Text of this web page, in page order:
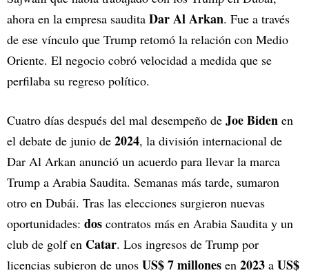
ahora en la empresa saudita Dar Al Arkan. Fue a través
de ese vínculo que Trump retomó la relación con Medio
Oriente. El negocio cobró velocidad a medida que se
perfilaba su regreso político.
Cuatro días después del mal desempeño de Joe Biden en
el debate de junio de 2024, la división internacional de
Dar Al Arkan anunció un acuerdo para llevar la marca
Trump a Arabia Saudita. Semanas más tarde, sumaron
otro en Dubái. Tras las elecciones surgieron nuevas
oportunidades: dos contratos más en Arabia Saudita y un
club de golf en Catar. Los ingresos de Trump por
licencias subieron de unos US$ 7 millones en 2023 a US$